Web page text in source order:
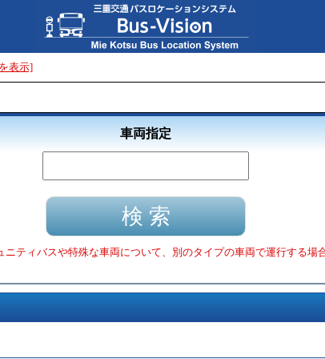
表示]
車両指定
ティバスや特殊な車両について、別のタイプの車両で運行する場